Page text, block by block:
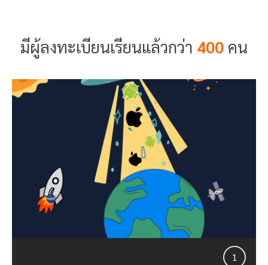
มีผู้ลงทะเบียนเรียนแล้วกว่า 400 คน
1